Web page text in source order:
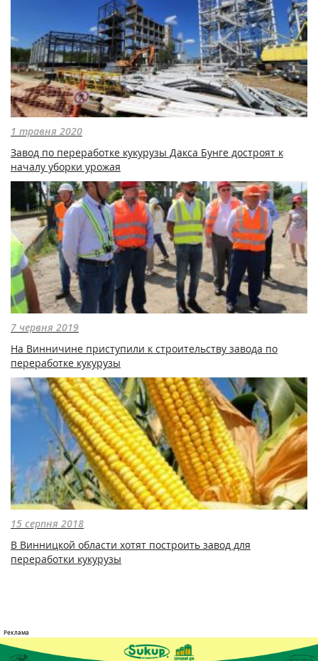
1 травня 2020
Завод по переработке кукурузы Дакса Бунге достроят к
началу уборки урожая
7 червня 2019
На Винничине приступили к строительству завода по
переработке кукурузы
15 серпня 2018
В Винницкой области хотят построить завод для
переработки кукурузы